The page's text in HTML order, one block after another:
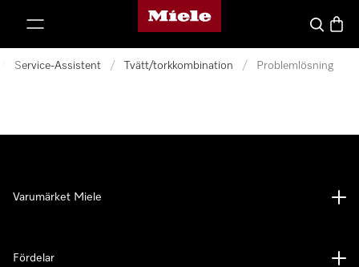
Mieles hemsida
Sök
Service-Assistent / Tvätt/torkkombination / Problemlösning
Varumärket Miele
Fördelar